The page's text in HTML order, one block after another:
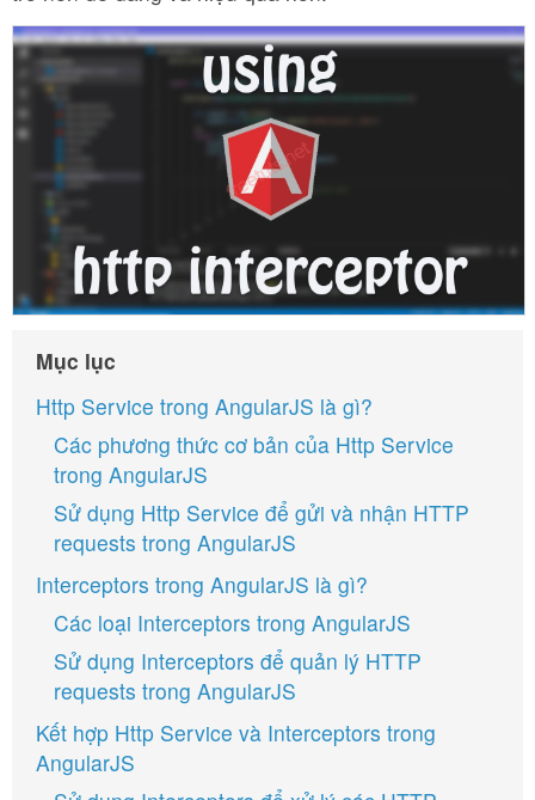
Mục lục
Http Service trong AngularJS là gì?
Các phương thức cơ bản của Http Service
trong AngularJS
Sử dụng Http Service để gửi và nhận HTTP
requests trong AngularJS
Interceptors trong AngularJS là gì?
Các loại Interceptors trong AngularJS
Sử dụng Interceptors để quản lý HTTP
requests trong AngularJS
Kết hợp Http Service và Interceptors trong
AngularJS